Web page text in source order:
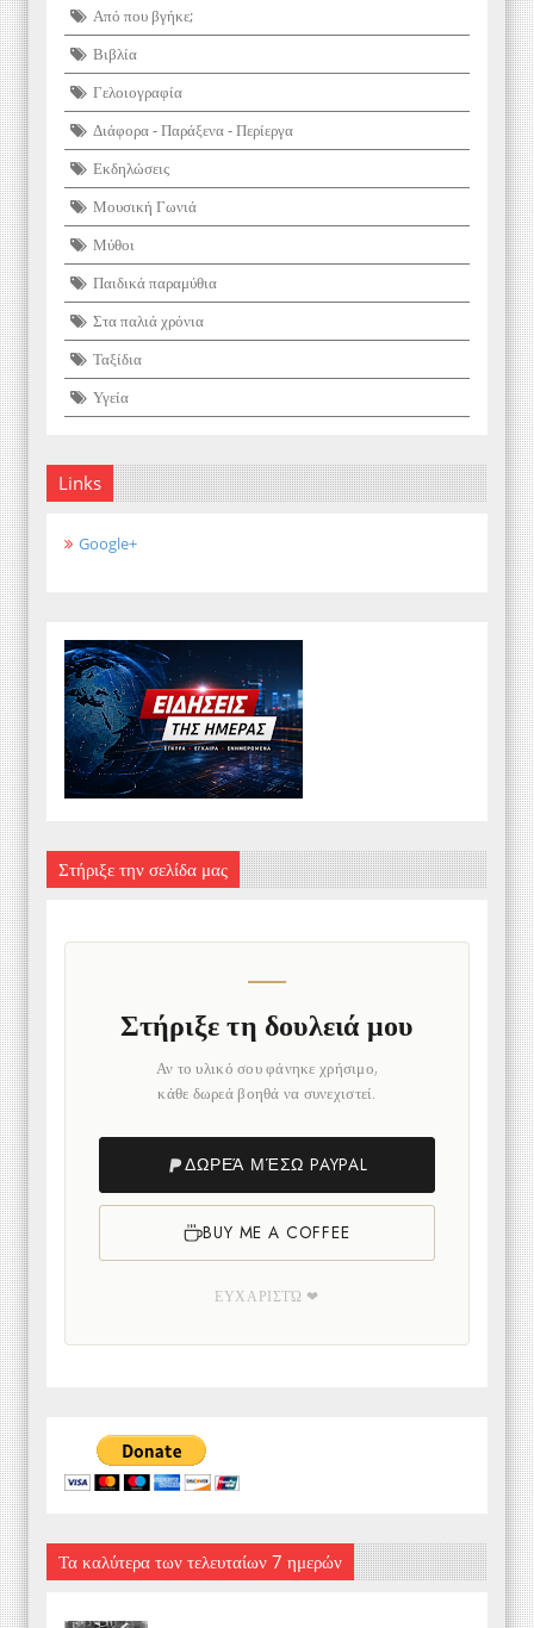
Από που βγήκε;
Βιβλία
Γελοιογραφία
Διάφορα - Παράξενα - Περίεργα
Εκδηλώσεις
Μουσική Γωνιά
Μύθοι
Παιδικά παραμύθια
Στα παλιά χρόνια
Ταξίδια
Υγεία
Links
Google+
Στήριξε την σελίδα μας
Στήριξε τη δουλειά μου
Αν το υλικό σου φάνηκε χρήσιμο,
κάθε δωρεά βοηθά να συνεχιστεί.
ΔΩΡΕΆ ΜΈΣΩ PAYPAL
BUY ME A COFFEE
ΕΥΧΑΡΙΣΤΏ ❤
Τα καλύτερα των τελευταίων 7 ημερών